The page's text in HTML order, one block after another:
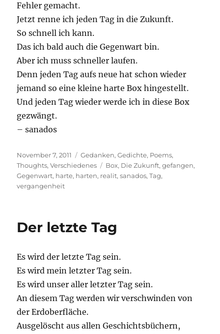
Fehler gemacht.
Jetzt renne ich jeden Tag in die Zukunft.
So schnell ich kann.
Das ich bald auch die Gegenwart bin.
Aber ich muss schneller laufen.
Denn jeden Tag aufs neue hat schon wieder
jemand so eine kleine harte Box hingestellt.
Und jeden Tag wieder werde ich in diese Box
gezwängt.
– sanados
Posted
on
November 7, 2011 Categories
Gedanken,Gedichte, Poems,
Thoughts,Verschiedenes Tags
Box, Die Zukunft,gefangen,
Gegenwart, harte, harten, realit,sanados,Tag,
vergangenheit
Der letzte Tag
Es wird der letzte Tag sein.
Es wird mein letzter Tag sein.
Es wird unser aller letzter Tag sein.
An diesem Tag werden wir verschwinden von
der Erdoberfläche.
Ausgelöscht aus allen Geschichtsbüchern,